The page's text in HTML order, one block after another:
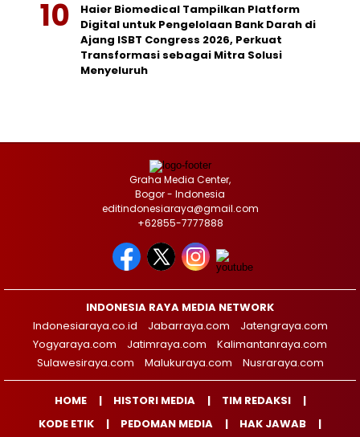
Haier Biomedical Tampilkan Platform
Digital untuk Pengelolaan Bank Darah di
Ajang ISBT Congress 2026, Perkuat
Transformasi sebagai Mitra Solusi
Menyeluruh
Graha Media Center,
Bogor - Indonesia
editindonesiaraya@gmail.com
+62855-7777888
INDONESIA RAYA MEDIA NETWORK
Indonesiaraya.co.id
Jabarraya.com
Jatengraya.com
Yogyaraya.com
Jatimraya.com
Kalimantanraya.com
Sulawesiraya.com
Malukuraya.com Nusraraya.com
HOME HISTORI MEDIA
TIM REDAKSI
KODE ETIK
PEDOMAN MEDIA HAK JAWAB